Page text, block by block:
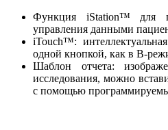
Функция iStation™ для
управления данными
iTouch™:
одной кнопкой, как в B-
Шаблон отчета:
исследования, можно
с помощью